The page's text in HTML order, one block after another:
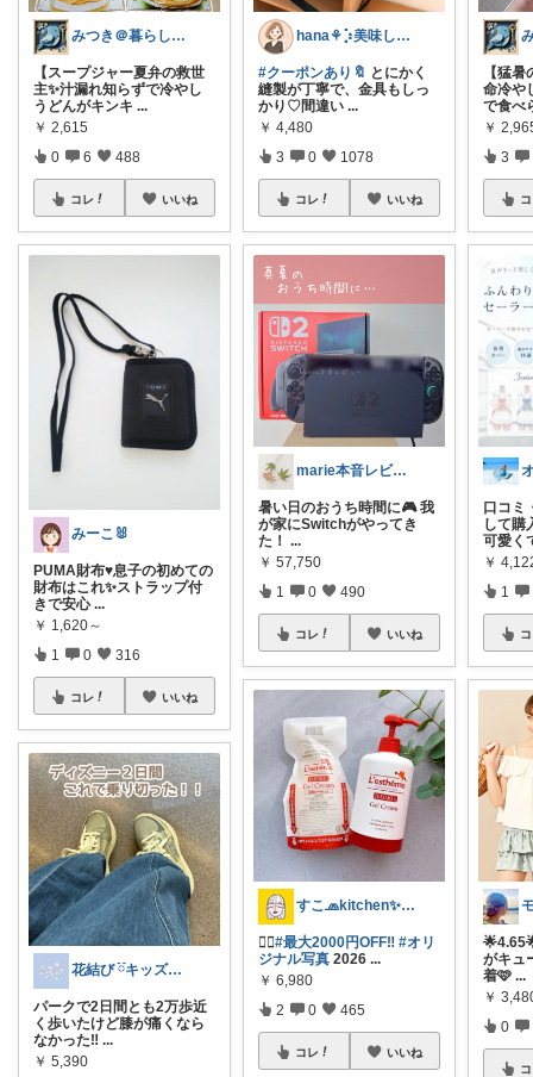
みつき＠暮らしのお気に入り
【スープジャー夏弁の救世
主✨汁漏れ知らずで冷やし
うどんがキンキ ...
￥ 2,615
0 6 488
コレ いいね
みーこ🐰
PUMA財布♥息子の初めての
財布はこれ✨️ストラップ付
きで安心 ...
￥ 1,620～
1 0 316
コレ いいね
花結び ྀིキッズもの多め
パークで2日間とも2万歩近
く歩いたけど膝が痛くなら
なかった‼️ ...
￥ 5,390
hana‎‎⚘⡱美味しい暮らし🤍𐙚
#クーポンあり🔖 とにかく
縫製が丁寧で、金具もしっ
かり♡間違い ...
￥ 4,480
3 0 1078
コレ いいね
marie本音レビュー🏝️夏休み💃
暑い日のおうち時間に🎮 我
が家にSwitchがやってき
た！...
￥ 57,750
1 0 490
コレ いいね
すこ🧢kitchen✨interior
❤️‍🔥#最大2000円OFF‼︎ #オリ
ジナル写真 2026 ...
￥ 6,980
2 0 465
コレ いいね
【猛
命冷や
で食べ
￥
3
口コミ
して購
可愛く
￥
1
がキュ
着🩷...
￥
0